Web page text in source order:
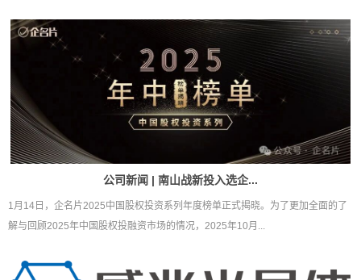
公司新闻 | 南山战新投入选企...
1月14日，企名片2025中国股权投资系列年度榜单正式揭晓。为了更加全面的了
解与回顾2025年中国股权投融资市场的情况，2025年10月...